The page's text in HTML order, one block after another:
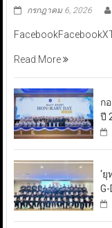
กรกฎาคม 6, 2026
Read More
ก
ปี
‘